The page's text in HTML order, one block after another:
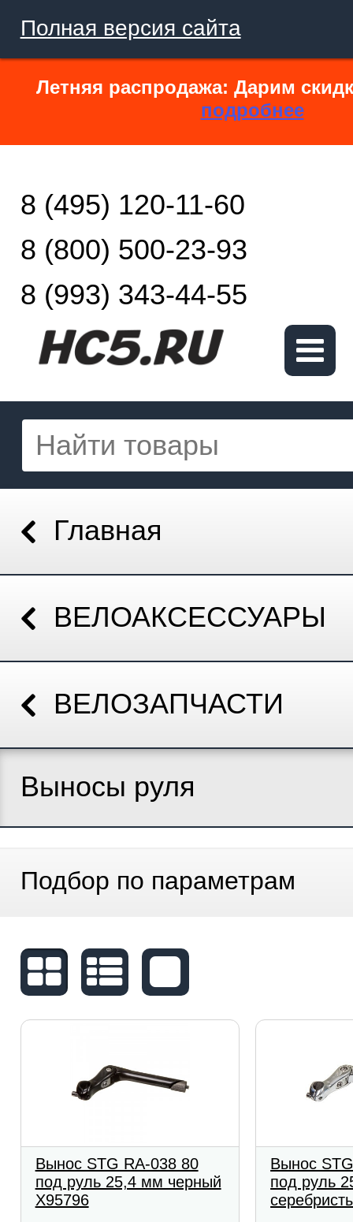
Полная версия сайта
Летняя распродажа: Дарим
подробнее
8 (495) 120-11-60
8 (800) 500-23-93
8 (993) 343-44-55
Главная
ВЕЛОАКСЕССУАРЫ
ВЕЛОЗАПЧАСТИ
Выносы руля
Подбор по параметрам
Вынос STG RA-038 80
под руль 25,4 мм черный
Х95796
Вынос
под руль